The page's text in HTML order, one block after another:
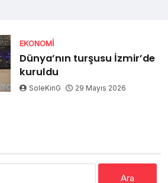
EKONOMI
Dünya’nın turşusu İzmir’de
kuruldu
SoleKinG 29 Mayıs 2026